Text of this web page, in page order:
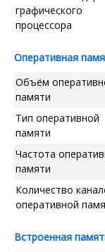
графического
процессора
Оперативная
Объём
памяти
Тип оперативной
памяти
Частота
памяти
Количество
оперативной
Встроенная